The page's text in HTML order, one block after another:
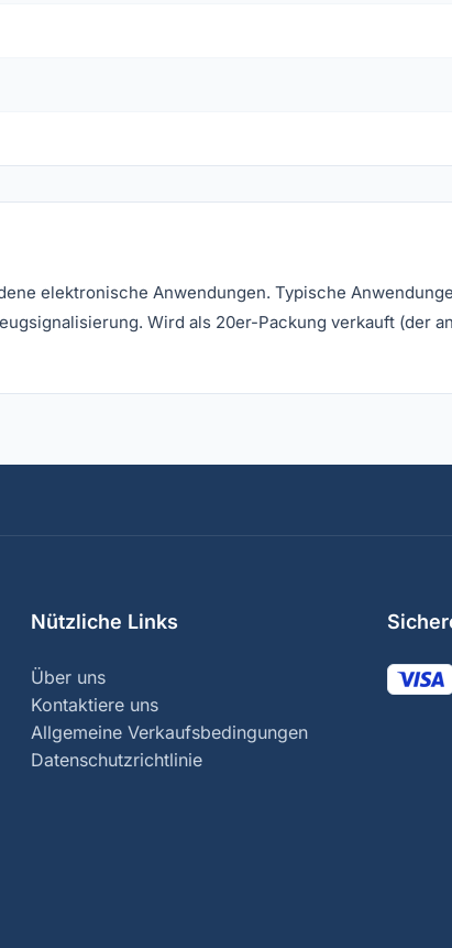
elektronische Anwendungen. Typische
Wird als 20er-Packung verkauft (der
Nützliche Links
Über uns
Kontaktiere uns
Allgemeine Verkaufsbedingungen
Datenschutzrichtlinie